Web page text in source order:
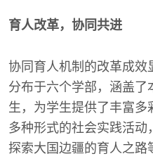
育人改革，协同共进
协同育人机制的改革成效
分布于六个学部，涵盖了
生，为学生提供了丰富多
多种形式的社会实践活动
探索大国边疆的育人之路